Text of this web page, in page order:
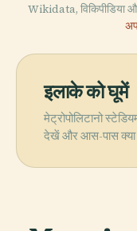
Wikidata, विकिपीडिया
इलाके को घूमें
मेट्रोपोलिटानो
देखें और आस-पास क्या